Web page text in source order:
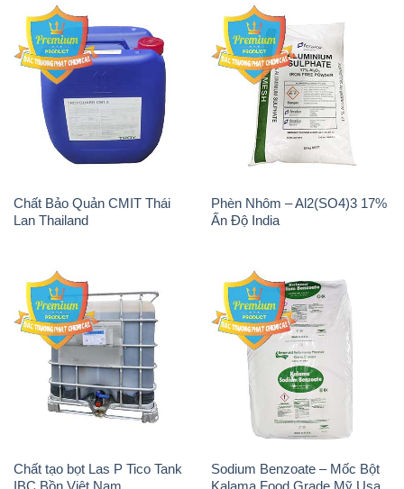
Chất Bảo Quản CMIT Thái
Lan Thailand
Phèn Nhôm – Al2(SO4)3 17%
Ấn Độ India
Chất tạo bọt Las P Tico Tank
IBC Bồn Việt Nam
Sodium Benzoate – Mốc Bột
Kalama Food Grade Mỹ Usa